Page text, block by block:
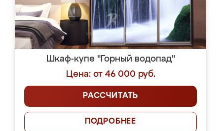
Шкаф-купе "Горный водопад"
Цена: от 46 000 руб.
РАССЧИТАТЬ
ПОДРОБНЕЕ